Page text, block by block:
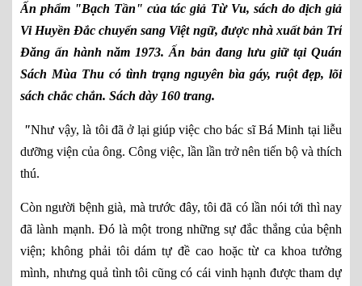
Ấn phẩm "Bạch Tần" của tác giả Từ Vu, sách do dịch giả
Vi Huyền Đắc chuyển sang Việt ngữ, được nhà xuất bản Trí
Đăng ấn hành năm 1973. Ấn bản đang lưu giữ tại Quán
Sách Mùa Thu có tình trạng nguyên bìa gáy, ruột đẹp, lõi
sách chắc chắn. Sách dày 160 trang.
"Như vậy, là tôi đã ở lại giúp việc cho bác sĩ Bá Minh tại liễu
dưỡng viện của ông. Công việc, lần lần trở nên tiến bộ và thích
thú.
Còn người bệnh già, mà trước đây, tôi đã có lần nói tới thì nay
đã lành mạnh. Đó là một trong những sự đắc thắng của bệnh
viện; không phải tôi dám tự đề cao hoặc từ ca khoa tưởng
mình, nhưng quả tình tôi cũng có cái vinh hạnh được tham dự